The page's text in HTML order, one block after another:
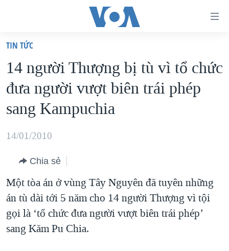
truy
cập
Tới
nội
chính
hướng
chính
Đi
tới
VIỆT NAM
HOA KỲ
BIỂN ĐÔNG
THẾ GIỚI
DIỄN ĐÀN
MỤC
TỰ DO BÁO CHÍ
CHUYÊN ĐỀ
CHIẾN TRANH THƯƠNG MẠI CỦA MỸ: QUÁ KHỨ VÀ HIỆN
TẠI
HỌC TIẾNG ANH
TIN TỨC
14 người Thượng bị tù vì tổ chức
đưa người vượt biên trái phép
sang Kampuchia
14/01/2010
Chia sẻ
Một tòa án ở vùng Tây Nguyên đã tuyên những
án tù dài tới 5 năm cho 14 người Thượng vì tội
gọi là ‘tổ chức đưa người vượt biên trái phép’
sang Kăm Pu Chia.